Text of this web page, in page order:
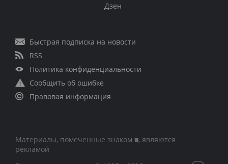
Дзен
Быстрая подписка на новости
RSS
Политика конфиденциальности
Сообщить об ошибке
Правовая информация
Материалы, помеченные знаком ■, являются
рекламой